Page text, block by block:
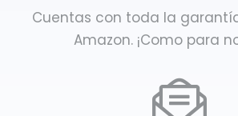
Cuentas con toda la
Amazon. ¡Como para